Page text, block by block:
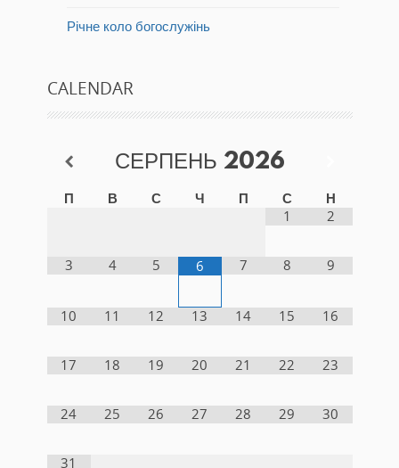
Річне коло богослужінь
CALENDAR
СЕРПЕНЬ 2026
П В С Ч П С
Н
1
2
3 4 5 6 7 8 9
10 11 12 13 14 15 16
17 18 19 20 21 22 23
24 25 26 27 28 29 30
31